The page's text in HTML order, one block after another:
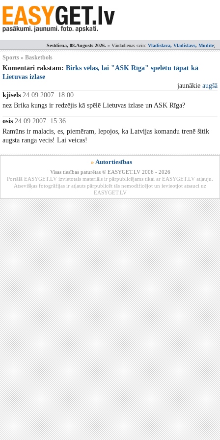
Sestdiena, 08.Augusts 2026. » Vārdadienas svin: Vladislava, Vladislavs, Mudīte;
Sports » Basketbols
Komentāri rakstam: Birks vēlas, lai "ASK Rīga" spelētu tāpat kā
Lietuvas izlase
jaunākie augšā
kjisels 24.09.2007. 18:00
nez Brika kungs ir redzējis kā spēlē Lietuvas izlase un ASK Rīga?
osis 24.09.2007. 15:36
Ramūns ir malacis, es, piemēram, lepojos, ka Latvijas komandu trenē šitik
augsta ranga vecis! Lai veicas!
» Autortiesības
Visas tiesības paturētas © EASYGET.LV 2006 - 2026
Portālā EASYGET.LV izvietotais materiāls ir pārpublicējams tikai ar EASYGET.LV atļauju.
Atsevišķas fotogrāfijas ir atļauts pārpublicēt tās nemodificējot un ievieotjot atsauci uz
EASYGET.LV